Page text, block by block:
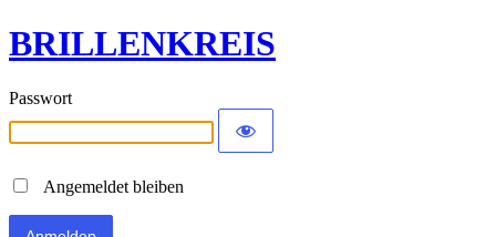
BRILLENKREIS
Passwort
Angemeldet bleiben